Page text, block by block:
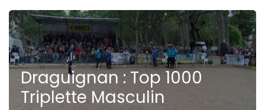
Draguignan : Top 1000
Triplette Masculin